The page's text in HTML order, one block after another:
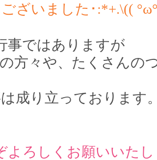
ざいました･:*+.\((
事ではありますが
方々や、たくさんの
成り立っております
よろしくお願いいた